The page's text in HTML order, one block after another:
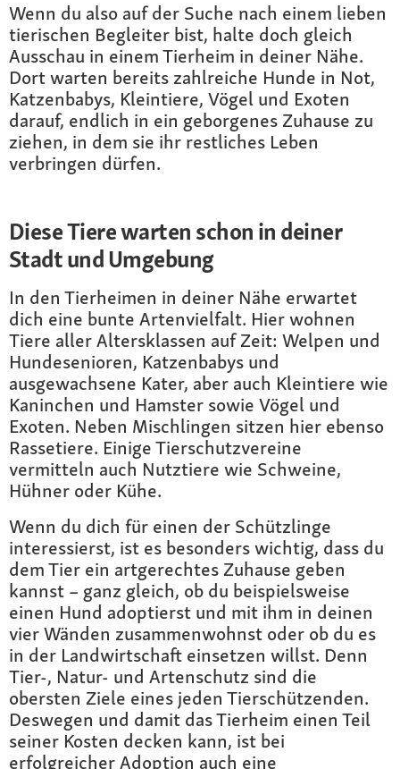
Wenn du also auf der Suche nach einem lieben
tierischen Begleiter bist, halte doch gleich
Ausschau in einem Tierheim in deiner Nähe.
Dort warten bereits zahlreiche Hunde in Not,
Katzenbabys, Kleintiere, Vögel und Exoten
darauf, endlich in ein geborgenes Zuhause zu
ziehen, in dem sie ihr restliches Leben
verbringen dürfen.
Diese Tiere warten schon in deiner
Stadt und Umgebung
In den Tierheimen in deiner Nähe erwartet
dich eine bunte Artenvielfalt. Hier wohnen
Tiere aller Altersklassen auf Zeit: Welpen und
Hundesenioren, Katzenbabys und
ausgewachsene Kater, aber auch Kleintiere wie
Kaninchen und Hamster sowie Vögel und
Exoten. Neben Mischlingen sitzen hier ebenso
Rassetiere. Einige Tierschutzvereine
vermitteln auch Nutztiere wie Schweine,
Hühner oder Kühe.
Wenn du dich für einen der Schützlinge
interessierst, ist es besonders wichtig, dass du
dem Tier ein artgerechtes Zuhause geben
kannst – ganz gleich, ob du beispielsweise
einen Hund adoptierst und mit ihm in deinen
vier Wänden zusammenwohnst oder ob du es
in der Landwirtschaft einsetzen willst. Denn
Tier-, Natur- und Artenschutz sind die
obersten Ziele eines jeden Tierschützenden.
Deswegen und damit das Tierheim einen Teil
seiner Kosten decken kann, ist bei
erfolgreicher Adoption auch eine